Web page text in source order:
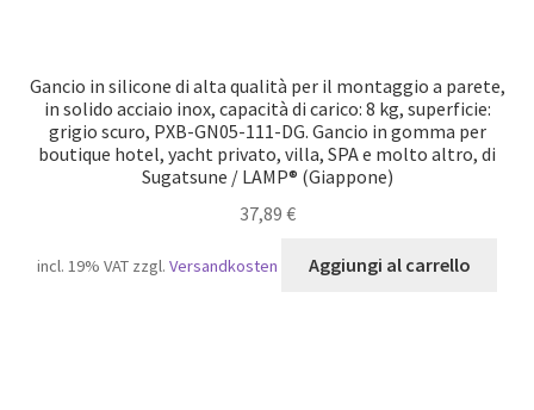
Gancio in silicone di alta qualità per il montaggio a parete,
in solido acciaio inox, capacità di carico: 8 kg, superficie:
grigio scuro, PXB-GN05-111-DG. Gancio in gomma per
boutique hotel, yacht privato, villa, SPA e molto altro, di
Sugatsune / LAMP® (Giappone)
37,89 €
incl. 19% VAT zzgl. Versandkosten Aggiungi al carrello